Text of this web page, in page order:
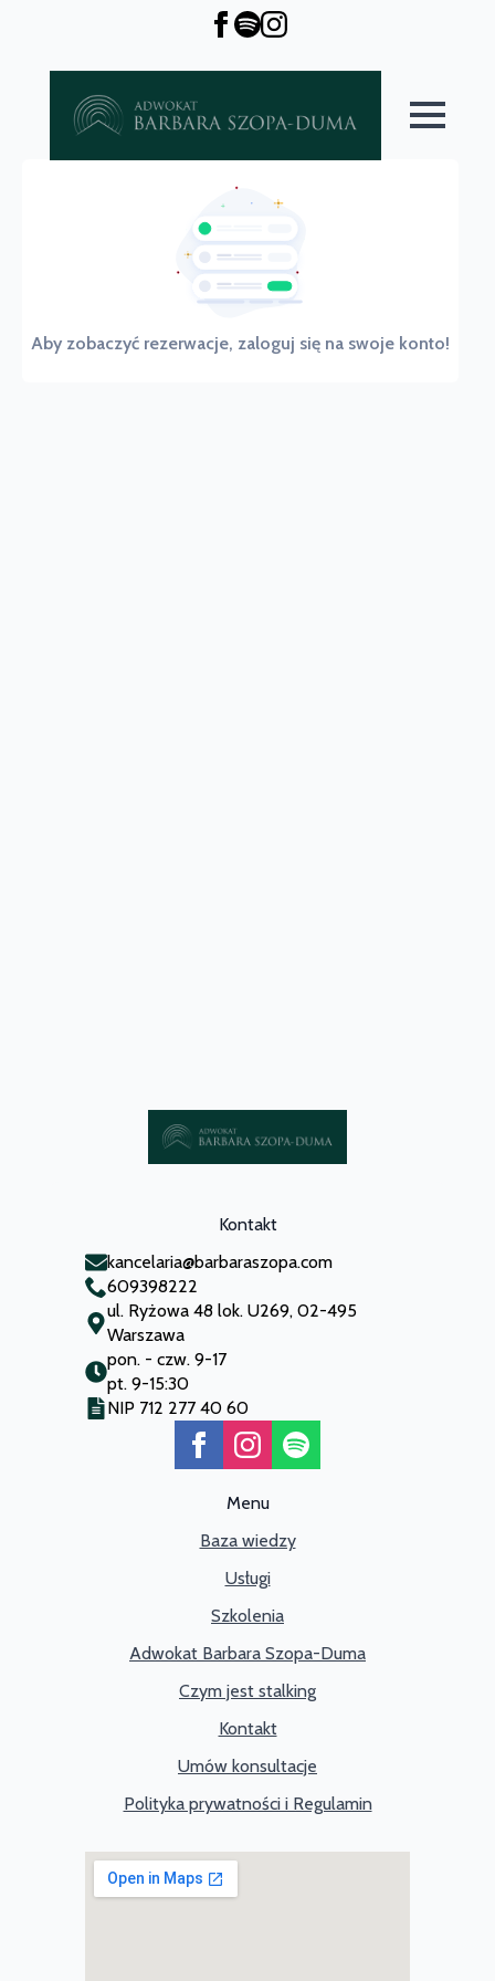
Aby zobaczyć rezerwacje, zaloguj się na swoje konto!
Kontakt
kancelaria@barbaraszopa.com
609398222
ul. Ryżowa 48 lok. U269, 02-495
Warszawa
pon. - czw. 9-17
pt. 9-15:30
NIP 712 277 40 60
Menu
Baza wiedzy
Usługi
Szkolenia
Adwokat Barbara Szopa-Duma
Czym jest stalking
Kontakt
Umów konsultacje
Polityka prywatności i Regulamin